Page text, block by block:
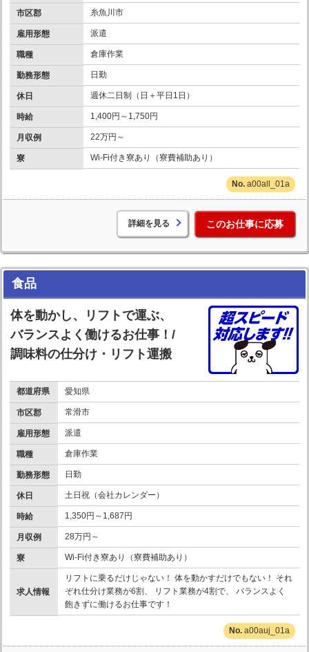
市区郡 糸魚川市
雇用形態 派遣
職種 倉庫作業
勤務形態 日勤
休日 週休二日制（日＋平日1日）
時給 1,400円～1,750円
月収例 22万円～
寮 Wi-Fi付き寮あり（寮費補助あり）
a00all_01a
詳細を見る このお仕事に応募
食品
体を動かし、リフトで運ぶ、
バランスよく働けるお仕事！/
調味料の仕分け・リフト運搬
都道府県 愛知県
市区郡 常滑市
雇用形態 派遣
職種 倉庫作業
勤務形態 日勤
休日 土日祝（会社カレンダー）
時給 1,350円～1,687円
月収例 28万円～
寮 Wi-Fi付き寮あり（寮費補助あり）
求人情報
リフトに乗るだけじゃない！ 体を動かすだけでもない！ それ
ぞれ仕分け業務が6割、 リフト業務が4割で、 バランスよく
飽きずに働けるお仕事です！
a00auj_01a